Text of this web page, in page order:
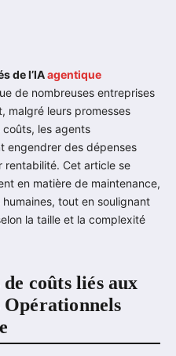
de l’IAagentique
de nombreuses entreprises
malgré leurs promesses
les agents
engendrer des dépenses
rentabilité. Cet article se
en matière de maintenance,
tout en soulignant
la taille et la complexité
coûts liés aux
Opérationnels